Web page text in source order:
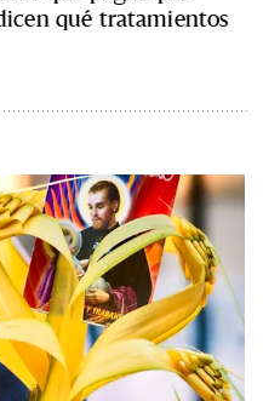
qué tratamientos